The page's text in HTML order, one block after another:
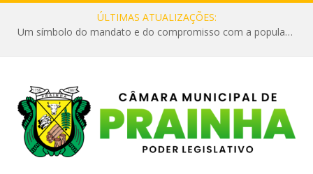
ÚLTIMAS ATUALIZAÇÕES:
Um símbolo do mandato e do compromisso com a população